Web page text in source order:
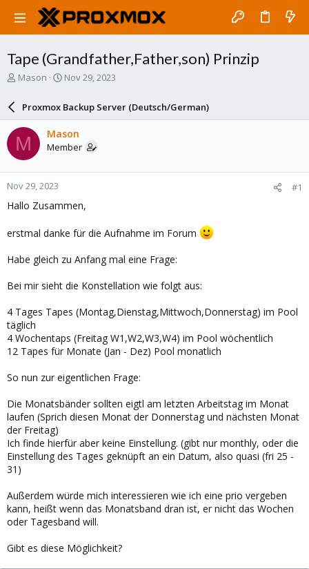
Tape (Grandfather,Father,son) Prinzip
T
a
d
s
t
a
r
t
e
Mason
S
a
r
d
a
e
Nov 29, 2023
Proxmox Backup Server (Deutsch/German)
M Mason
Member
Nov 29, 2023 #1
Hallo Zusammen,
erstmal danke für die Aufnahme im Forum
Habe gleich zu Anfang mal eine Frage:
Bei mir sieht die Konstellation wie folgt aus:
4 Tages Tapes (Montag,Dienstag,Mittwoch,Donnerstag) im Pool
täglich
4 Wochentaps (Freitag W1,W2,W3,W4) im Pool wöchentlich
12 Tapes für Monate (Jan - Dez) Pool monatlich
So nun zur eigentlichen Frage:
Die Monatsbänder sollten eigtl am letzten Arbeitstag im Monat
laufen (Sprich diesen Monat der Donnerstag und nächsten Monat
der Freitag)
Ich finde hierfür aber keine Einstellung. (gibt nur monthly, oder die
Einstellung des Tages geknüpft an ein Datum, also quasi (fri 25 -
31)
Außerdem würde mich interessieren wie ich eine prio vergeben
kann, heißt wenn das Monatsband dran ist, er nicht das Wochen
oder Tagesband will.
Gibt es diese Möglichkeit?